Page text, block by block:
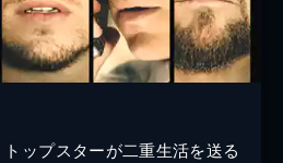
ップスターが二重生活を送る